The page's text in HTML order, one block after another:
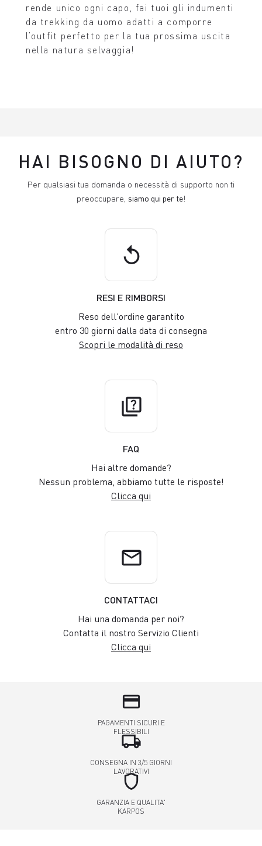
rende unico ogni capo, fai tuoi gli indumenti
da trekking da uomo adatti a comporre
l’outfit perfetto per la tua prossima uscita
nella natura selvaggia!
HAI BISOGNO DI AIUTO?
Per qualsiasi tua domanda o necessità di supporto non ti
preoccupare, siamo qui per te!
replay
RESI E RIMBORSI
Reso dell'ordine garantito
entro 30 giorni dalla data di consegna
Scopri le modalità di reso
quiz
FAQ
Hai altre domande?
Nessun problema, abbiamo tutte le risposte!
Clicca qui
email
CONTATTACI
Hai una domanda per noi?
Contatta il nostro Servizio Clienti
Clicca qui
credit_card
PAGAMENTI SICURI E
FLESSIBILI
local_shipping
CONSEGNA IN 3/5 GIORNI
LAVORATIVI
shield
GARANZIA E QUALITA'
KARPOS